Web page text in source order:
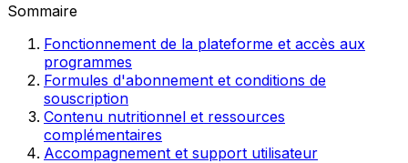
Sommaire
Fonctionnement de la plateforme et accès aux
programmes
Formules d'abonnement et conditions de
souscription
Contenu nutritionnel et ressources
complémentaires
Accompagnement et support utilisateur